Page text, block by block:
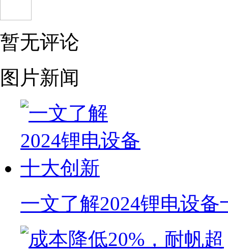
暂无评论
图片新闻
一文了解2024锂电设备